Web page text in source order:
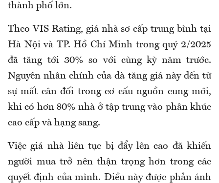
thành phố lớn.
Theo VIS Rating, giá nhà sơ cấp trung bình tại
Hà Nội và TP. Hồ Chí Minh trong quý 2/2025
đã tăng tới 30% so với cùng kỳ năm trước.
Nguyên nhân chính của đà tăng giá này đến từ
sự mất cân đối trong cơ cấu nguồn cung mới,
khi có hơn 80% nhà ở tập trung vào phân khúc
cao cấp và hạng sang.
Việc giá nhà liên tục bị đẩy lên cao đã khiến
người mua trở nên thận trọng hơn trong các
quyết định của mình. Điều này được phản ánh